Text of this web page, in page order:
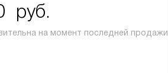
руб.
на момент последней продажи